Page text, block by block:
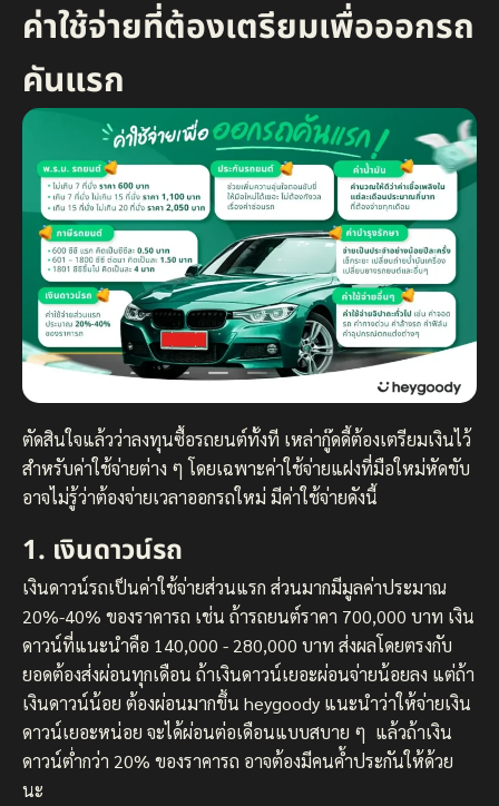
ค่าใช้จ่ายที่ต้องเตรียมเพื่อออกรถ
คันแรก
ตัดสินใจแล้วว่าลงทุนซื้อรถยนต์ทั้งที เหล่ากู๊ดดี้ต้องเตรียมเงินไว้
สำหรับค่าใช้จ่ายต่าง ๆ โดยเฉพาะค่าใช้จ่ายแฝงที่มือใหม่หัดขับ
อาจไม่รู้ว่าต้องจ่ายเวลาออกรถใหม่ มีค่าใช้จ่ายดังนี้
1. เงินดาวน์รถ
เงินดาวน์รถเป็นค่าใช้จ่ายส่วนแรก ส่วนมากมีมูลค่าประมาณ
20%-40% ของราคารถ เช่น ถ้ารถยนต์ราคา 700,000 บาท เงิน
ดาวน์ที่แนะนำคือ 140,000 - 280,000 บาท ส่งผลโดยตรงกับ
ยอดต้องส่งผ่อนทุกเดือน ถ้าเงินดาวน์เยอะผ่อนจ่ายน้อยลง แต่ถ้า
เงินดาวน์น้อย ต้องผ่อนมากขึ้น heygoody แนะนำว่าให้จ่ายเงิน
ดาวน์เยอะหน่อย จะได้ผ่อนต่อเดือนแบบสบาย ๆ แล้วถ้าเงิน
ดาวน์ต่ำกว่า 20% ของราคารถ อาจต้องมีคนค้ำประกันให้ด้วย
นะ